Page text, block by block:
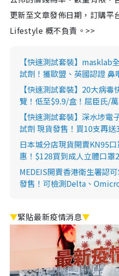
更新至文章發佈日期，訂購平
Lifestyle 概不負責。>>
【快速測試套裝】masklab
試劑！獲歐盟、英國認證 鼻
【快速測試套裝】20大病
覽！低至$9.9/盒！屈臣氏/
【快速測試套裝】深水埗
試劑 現貨發售！買10支再送
日本城分店現貨開賣KN95
惠！$128買到成人立體口罩
MEDEIS開賣香港衛生署認
發售！可檢測Delta、
▼緊貼最新疫情消息▼